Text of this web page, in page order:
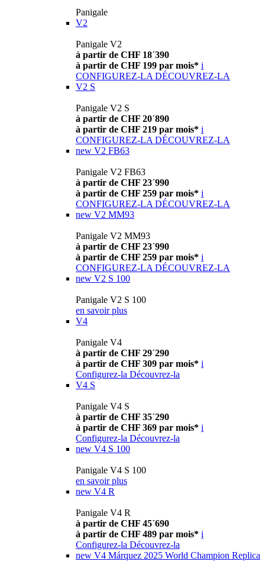
Panigale
V2
Panigale V2
à partir de CHF 18´390
à partir de CHF 199 par mois* i
CONFIGUREZ-LA DÉCOUVREZ-LA
V2 S
Panigale V2 S
à partir de CHF 20´890
à partir de CHF 219 par mois* i
CONFIGUREZ-LA DÉCOUVREZ-LA
new V2 FB63
Panigale V2 FB63
à partir de CHF 23´990
à partir de CHF 259 par mois* i
CONFIGUREZ-LA DÉCOUVREZ-LA
new V2 MM93
Panigale V2 MM93
à partir de CHF 23´990
à partir de CHF 259 par mois* i
CONFIGUREZ-LA DÉCOUVREZ-LA
new V2 S 100
Panigale V2 S 100
en savoir plus
V4
Panigale V4
à partir de CHF 29´290
à partir de CHF 309 par mois* i
Configurez-la Découvrez-la
V4 S
Panigale V4 S
à partir de CHF 35´290
à partir de CHF 369 par mois* i
Configurez-la Découvrez-la
new V4 S 100
Panigale V4 S 100
en savoir plus
new V4 R
Panigale V4 R
à partir de CHF 45´690
à partir de CHF 489 par mois* i
Configurez-la Découvrez-la
new V4 Márquez 2025 World Champion Replica